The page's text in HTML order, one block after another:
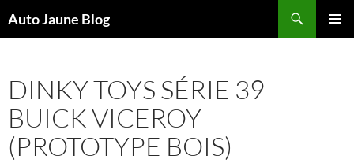
Auto Jaune Blog
DINKY TOYS SÉRIE 39
BUICK VICEROY
(PROTOTYPE BOIS)